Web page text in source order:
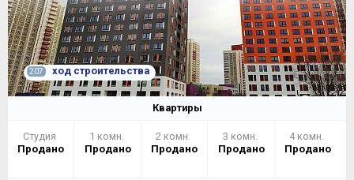
207 ход строительства
Квартиры
Студия
Продано
1 комн.
Продано
2 комн.
Продано
3 комн.
Продано
4 комн.
Продано